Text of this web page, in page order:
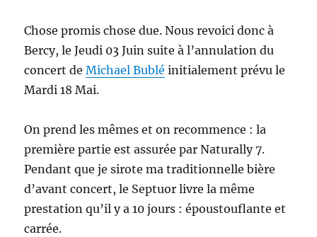
Chose promis chose due. Nous revoici donc à
Bercy, le Jeudi 03 Juin suite à l’annulation du
concert deMichael Bublé initialement prévu le
Mardi 18 Mai.
On prend les mêmes et on recommence : la
première partie est assurée par Naturally 7.
Pendant que je sirote ma traditionnelle bière
d’avant concert, le Septuor livre la même
prestation qu’il y a 10 jours : époustouflante et
carrée.